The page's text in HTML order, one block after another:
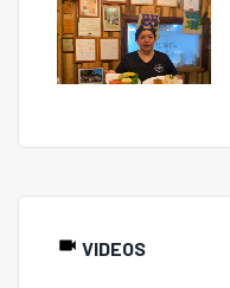
VIDEOS